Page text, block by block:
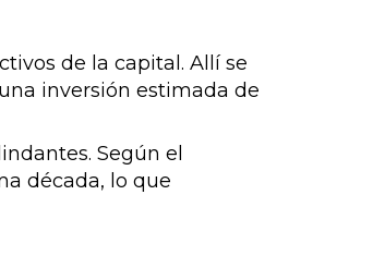
de la capital. Allí se
inversión estimada de
Según el
década, lo que